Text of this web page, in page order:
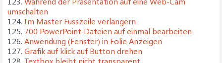
umschalten
124. Im Master Fusszeile verlängern
125. 700 PowerPoint-Dateien auf einmal bearbeiten
126. Anwendung (Fenster) in Folie Anzeigen
127. Grafik auf klick auf Button drehen
128. Textbox bleibt nicht transparent